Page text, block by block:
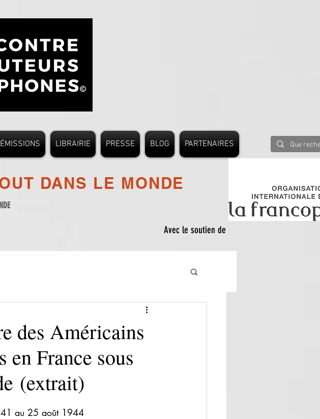
ÉMISSIONS LIBRAIRIE PRESSE BLOG PARTENAIRES
DANS LE MONDE
Avec le soutien de
des Américains
en France sous
(extrait)
au 25 août 1944